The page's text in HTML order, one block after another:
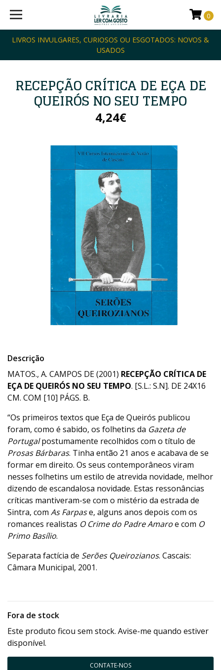
LIVROS INVULGARES, CURIOSOS OU ESGOTADOS: NOVOS &
USADOS
0
RECEPÇÃO CRÍTICA DE EÇA DE
QUEIRÓS NO SEU TEMPO
4,24€
Descrição
MATOS., A. CAMPOS DE (2001) RECEPÇÃO CRÍTICA DE
EÇA DE QUEIRÓS NO SEU TEMPO. [S.L.: S.N]. DE 24X16
CM. COM [10] PÁGS. B.
“Os primeiros textos que Eça de Queirós publicou
foram, como é sabido, os folhetins da Gazeta de
Portugalpostumamente recolhidos com o título de
Prosas Bárbaras. Tinha então 21 anos e acabava de se
formar em direito. Os seus contemporâneos viram
nesses folhetins um estilo de atrevida novidade, melhor
dizendo de escandalosa novidade. Estas ressonâncias
críticas mantiveram-se com o mistério da estrada de
Sintra, com As Farpase, alguns anos depois com os
romances realistas O Crime do Padre Amaroe com O
Primo Basílio.
Separata factícia de Serões Queirozianos. Cascais:
Câmara Municipal, 2001.
Fora de stock
Este produto ficou sem stock. Avise-me quando estiver
disponível.
CONTATE-NOS